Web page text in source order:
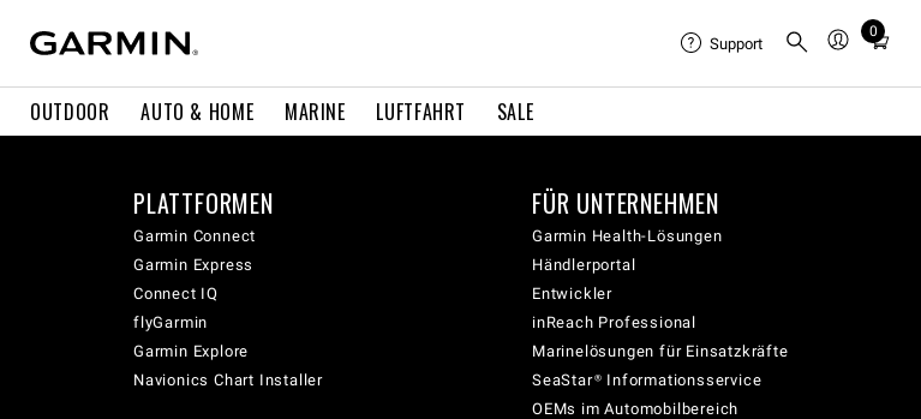
OUTDOOR AUTO & HOME MARINE LUFTFAHRT SALE
Support
0
Total
in
PLATTFORMEN
Garmin Connect
Garmin Express
Connect IQ
flyGarmin
Garmin Explore
Navionics Chart Installer
FÜR UNTERNEHMEN
Garmin Health-Lösungen
Händlerportal
Entwickler
inReach Professional
Marinelösungen für Einsatzkräfte
SeaStar® Informationsservice
OEMs im Automobilbereich